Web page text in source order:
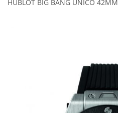
HUBLOT BIG BANG UNICO 42MM